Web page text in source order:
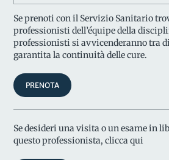
Se prenoti con il Servizio Sanitario
professionisti dell’équipe della
professionisti si avvicenderanno tra
garantita la continuità delle cure.
PRENOTA
Se desideri una visita o un esame in
questo professionista, clicca qui